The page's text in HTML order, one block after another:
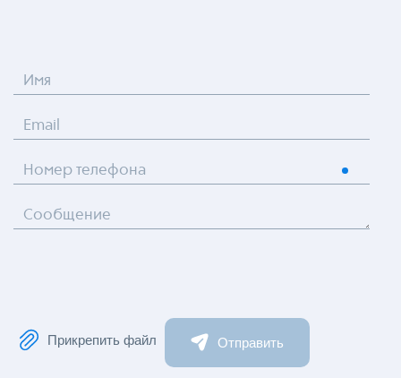
Имя
Email
Номер телефона
Сообщение
Прикрепить файл Отправить